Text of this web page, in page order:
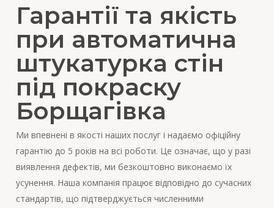
Гарантії та якість
при автоматична
штукатурка стін
під покраску
Борщагівка
Ми впевнені в якості наших послуг і надаємо офіційну
гарантію до 5 років на всі роботи. Це означає, що у разі
виявлення дефектів, ми безкоштовно виконаємо їх
усунення. Наша компанія працює відповідно до сучасних
стандартів, що підтверджується численними